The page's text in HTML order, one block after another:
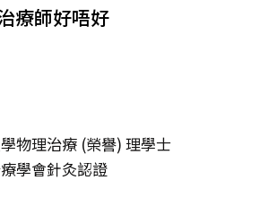
療師好唔好
物理治療 (榮譽) 理學士
學會針灸認證